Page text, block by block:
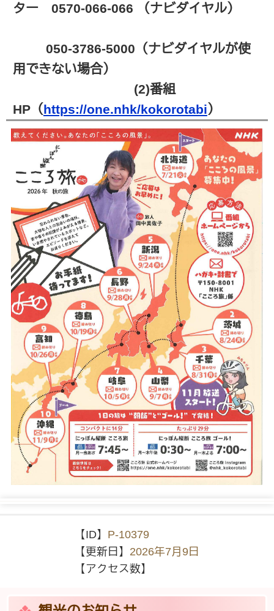
ター 0570-066-066 （ナビダイヤル）
050-3786-5000（ナビダイヤルが使
用できない場合）
(2)番組
HP（https://one.nhk/kokorotabi）
【ID】 P-10379
【更新日】 2026年7月9日
【アクセス数】